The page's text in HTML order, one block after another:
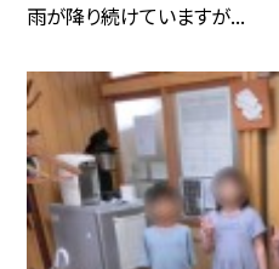
雨が降り続けていますが...